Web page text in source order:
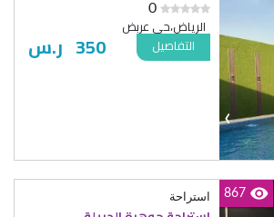
0
الرياض،حي عربض
ر.س 350 التفاصيل
‹
استراحة 867